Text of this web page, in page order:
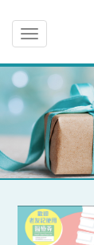
Toggle
navigation